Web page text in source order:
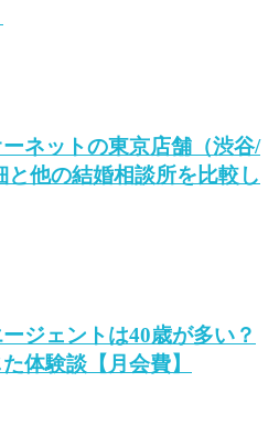
ーネットの東京店舗（渋谷/
他の結婚相談所を比較し
ジェントは40歳が多い？
体験談【月会費】